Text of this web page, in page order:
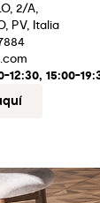
2/A,
PV, Italia
12:30, 15:00-